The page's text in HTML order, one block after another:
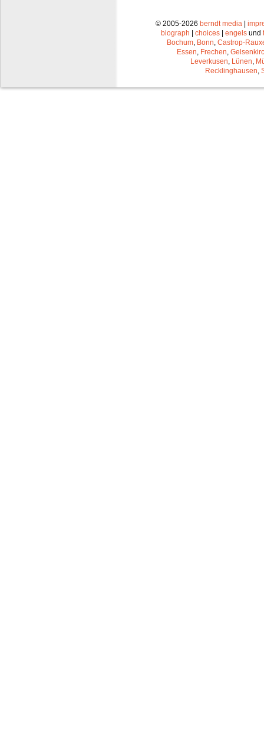
© 2005-2026 berndt media |
biograph | choices | engels und
Bochum Bonn Castrop-
Essen Frechen
Leverkusen Lünen
Recklinghausen